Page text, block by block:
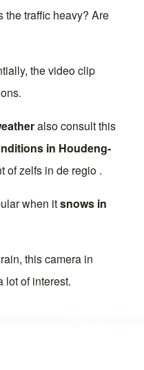
the traffic heavy? Are
the video clip
also consult this
in Houdeng-
of zelfs in de regio .
when itsnows in
this camera in
lot of interest.